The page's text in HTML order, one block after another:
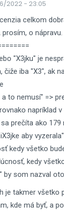
2022 - 23:05
celkom
prosím, o nápravu.
"X3jku" je
čiže iba "X3", ak
a to nemusí" =>
napríklad
prečíta ako
aby
kedy všetko
kedy
by som nazval
je takmer všetko
kde má byť, a